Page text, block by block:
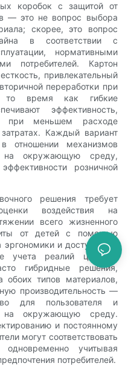
коробок с защитой от
— это не вопрос выбора
скорее, это вопрос
в соответствии с
нормативными
потребителей. Картон
привлекательный
переработки при
то время как гибкие
эффективность,
при меньшем расходе
Каждый вариант
отношении механизмов
на окружающую среду,
розничной
решения требует
воздействия на
всего жизненного
от детей с помощью
и доступности
учета реалий цепочки
гибридные решения,
обоих типов материалов,
производительность —
для пользователя и
на окружающую среду.
и постоянному
могут соответствовать
одновременно учитывая
потребителей.